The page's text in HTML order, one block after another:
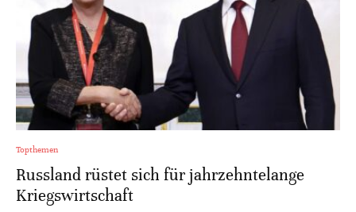
Topthemen
Russland rüstet sich für jahrzehntelange
Kriegswirtschaft